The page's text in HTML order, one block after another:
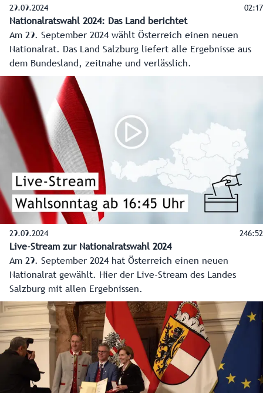
29.09.2024 02:17
Nationalratswahl 2024: Das Land berichtet
Am 29. September 2024 wählt Österreich einen neuen
Nationalrat. Das Land Salzburg liefert alle Ergebnisse aus
dem Bundesland, zeitnahe und verlässlich.
29.09.2024 246:52
Live-Stream zur Nationalratswahl 2024
Am 29. September 2024 hat Österreich einen neuen
Nationalrat gewählt. Hier der Live-Stream des Landes
Salzburg mit allen Ergebnissen.